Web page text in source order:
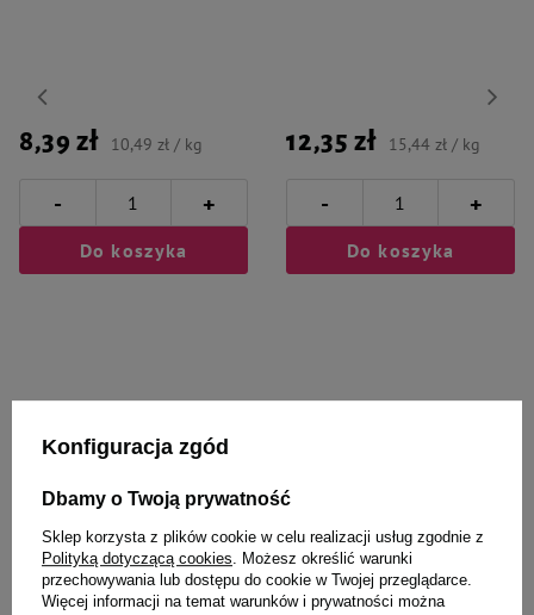
8,39 zł 10,49 zł / kg
- +
Do koszyka
12,35 zł 15,44 zł / kg
- +
Do koszyka
Wybrane specjalnie dla
Ciebie i Twojego czworonoga
DUVO+ zabawka gumowa dla
Over Zoo Szczotka z metalowymi
Konfiguracja zgód
Dbamy o Twoją prywatność
Sklep korzysta z plików cookie w celu realizacji usług zgodnie z
Polityką dotyczącą cookies . Możesz określić warunki
przechowywania lub dostępu do cookie w Twojej przeglądarce.
Więcej informacji na temat warunków i prywatności można